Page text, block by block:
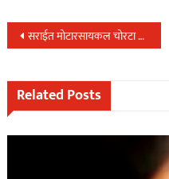
Post
navigation
सराईत मोटारसायकल चोरटा सिटी कोतवाली पोलिसांच्या तावडीत सापडला,उलगडा झाला २८ मोटारसायकल चोरीचा…
Related Posts